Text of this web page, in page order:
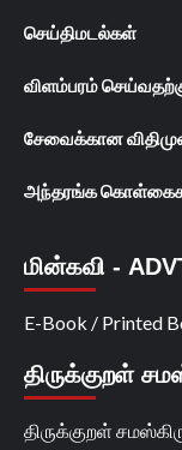
செய்திமடல்கள்
விளம்பரம்
சேவைக்கான
அந்தரங்க
மின்கவி -
E-Book / Printed
திருக்குறள்
திருக்குறள்